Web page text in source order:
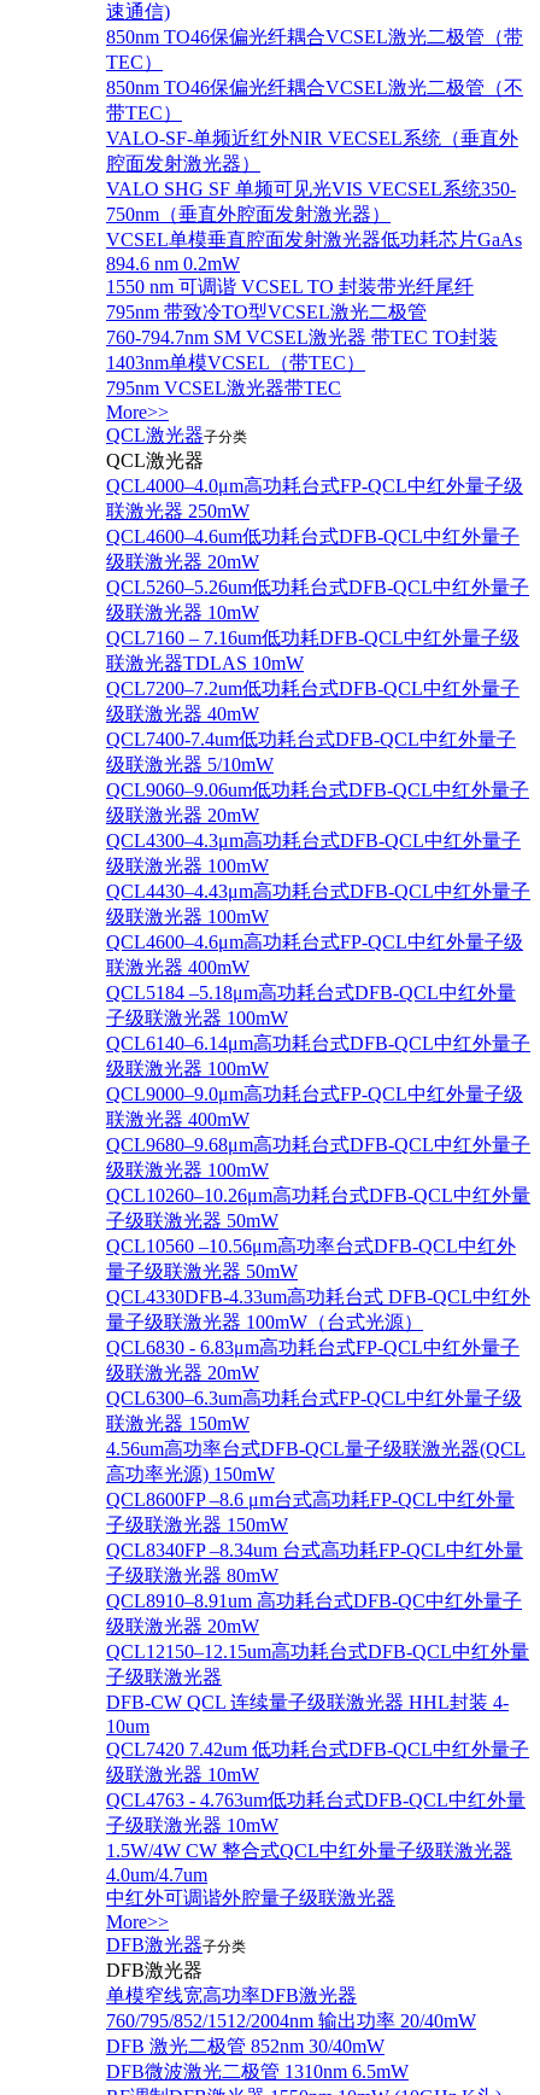
速通信)
850nm TO46保偏光纤耦合VCSEL激光二极管（带
TEC）
850nm TO46保偏光纤耦合VCSEL激光二极管（不
带TEC）
VALO-SF-单频近红外NIR VECSEL系统（垂直外
腔面发射激光器）
VALO SHG SF 单频可见光VIS VECSEL系统350-
750nm（垂直外腔面发射激光器）
VCSEL单模垂直腔面发射激光器低功耗芯片GaAs
894.6 nm 0.2mW
1550 nm 可调谐 VCSEL TO 封装带光纤尾纤
795nm 带致冷TO型VCSEL激光二极管
760-794.7nm SM VCSEL激光器 带TEC TO封装
1403nm单模VCSEL（带TEC）
795nm VCSEL激光器带TEC
More>>
QCL激光器子分类
QCL激光器
QCL4000–4.0μm高功耗台式FP-QCL中红外量子级
联激光器 250mW
QCL4600–4.6um低功耗台式DFB-QCL中红外量子
级联激光器 20mW
QCL5260–5.26um低功耗台式DFB-QCL中红外量子
级联激光器 10mW
QCL7160 – 7.16um低功耗DFB-QCL中红外量子级
联激光器TDLAS 10mW
QCL7200–7.2um低功耗台式DFB-QCL中红外量子
级联激光器 40mW
QCL7400-7.4um低功耗台式DFB-QCL中红外量子
级联激光器 5/10mW
QCL9060–9.06um低功耗台式DFB-QCL中红外量子
级联激光器 20mW
QCL4300–4.3μm高功耗台式DFB-QCL中红外量子
级联激光器 100mW
QCL4430–4.43μm高功耗台式DFB-QCL中红外量子
级联激光器 100mW
QCL4600–4.6μm高功耗台式FP-QCL中红外量子级
联激光器 400mW
QCL5184 –5.18μm高功耗台式DFB-QCL中红外量
子级联激光器 100mW
QCL6140–6.14μm高功耗台式DFB-QCL中红外量子
级联激光器 100mW
QCL9000–9.0μm高功耗台式FP-QCL中红外量子级
联激光器 400mW
QCL9680–9.68μm高功耗台式DFB-QCL中红外量子
级联激光器 100mW
QCL10260–10.26μm高功耗台式DFB-QCL中红外量
子级联激光器 50mW
QCL10560 –10.56μm高功率台式DFB-QCL中红外
量子级联激光器 50mW
QCL4330DFB-4.33um高功耗台式 DFB-QCL中红外
量子级联激光器 100mW（台式光源）
QCL6830 - 6.83μm高功耗台式FP-QCL中红外量子
级联激光器 20mW
QCL6300–6.3um高功耗台式FP-QCL中红外量子级
联激光器 150mW
4.56um高功率台式DFB-QCL量子级联激光器(QCL
高功率光源) 150mW
QCL8600FP –8.6 μm台式高功耗FP-QCL中红外量
子级联激光器 150mW
QCL8340FP –8.34um 台式高功耗FP-QCL中红外量
子级联激光器 80mW
QCL8910–8.91um 高功耗台式DFB-QC中红外量子
级联激光器 20mW
QCL12150–12.15um高功耗台式DFB-QCL中红外量
子级联激光器
DFB-CW QCL 连续量子级联激光器 HHL封装 4-
10um
QCL7420 7.42um 低功耗台式DFB-QCL中红外量子
级联激光器 10mW
QCL4763 - 4.763um低功耗台式DFB-QCL中红外量
子级联激光器 10mW
1.5W/4W CW 整合式QCL中红外量子级联激光器
4.0um/4.7um
中红外可调谐外腔量子级联激光器
More>>
DFB激光器子分类
DFB激光器
单模窄线宽高功率DFB激光器
760/795/852/1512/2004nm 输出功率 20/40mW
DFB 激光二极管 852nm 30/40mW
DFB微波激光二极管 1310nm 6.5mW